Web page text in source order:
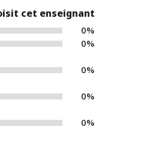
cet enseignant
0%
0%
0%
0%
0%